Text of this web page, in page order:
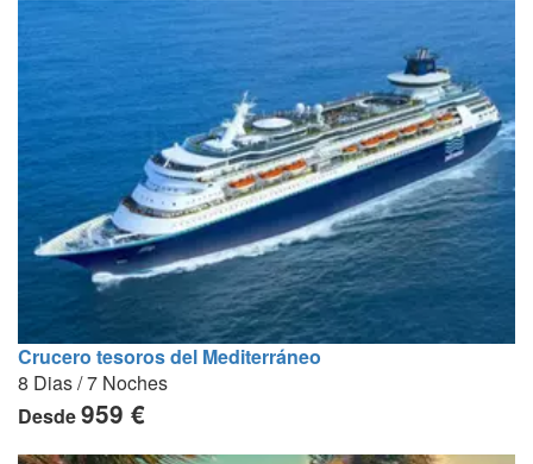
Crucero tesoros del Mediterráneo
8 Dias / 7 Noches
Desde959 €